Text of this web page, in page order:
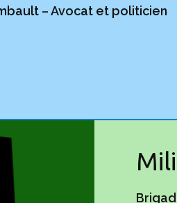
– Avocat et politicien